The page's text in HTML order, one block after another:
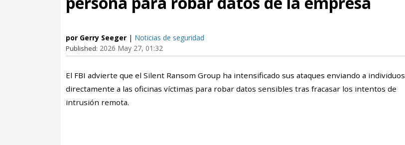
por Gerry Seeger | Noticias de seguridad
Published: 2026 May 27, 01:32
El FBI advierte que el Silent Ransom Group ha intensificado sus ataques enviando a individuos
directamente a las oficinas víctimas para robar datos sensibles tras fracasar los intentos de
intrusión remota.